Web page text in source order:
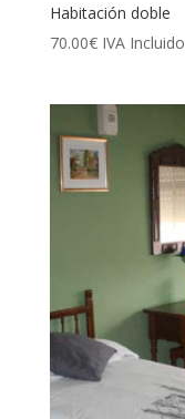
Habitación doble
70.00€ IVA Incluido